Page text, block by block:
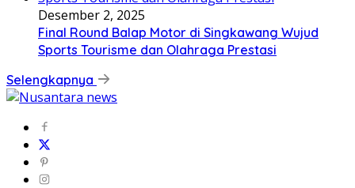
Desember 2, 2025
Final Round Balap Motor di Singkawang Wujud
Sports Tourisme dan Olahraga Prestasi
Selengkapnya